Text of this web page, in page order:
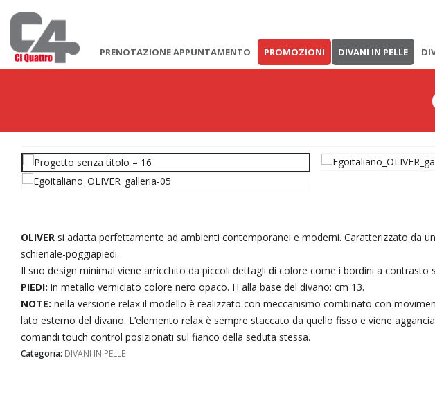
PRENOTAZIONE APPUNTAMENTO PROMOZIONI DIVANI IN PELLE
OLIVER si adatta perfettamente ad ambienti contemporanei e moderni. Caratterizzato da
schienale-poggiapiedi.
Il suo design minimal viene arricchito da piccoli dettagli di colore come i bordini a
PIEDI: in metallo verniciato colore nero opaco. H alla base del divano: cm 13.
NOTE: nella versione relax il modello è realizzato con meccanismo combinato con
lato esterno del divano. L’elemento relax è sempre staccato da quello fisso e viene
comandi touch control posizionati sul fianco della seduta stessa.
Categoria: DIVANI IN PELLE